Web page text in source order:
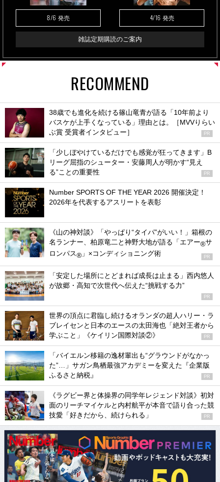
8/6 発売 4/16 発売
雑誌定期購読のご案内
RECOMMEND
38歳でも進化を続ける篠山竜青が語る「10年前より
バスケが上手くなっている」理由とは。［MVVりらい
ぶ賞 受賞者インタビュー］
PR
「少しぼやけているだけでも感覚が狂ってきます」B
リーグ屈指のシューター・安藤周人が明かす“見え
る”ことの重要性
PR
Number SPORTS OF THE YEAR 2026 開催決定！
2026年を代表するアスリートを表彰
《山の神対談》「やっぱり“タイパ”がいい！」箱根の
名ランナー、柏原竜二と神野大地が語る「エアー®サ
ロンパス® 」×コンディショニング術 PR
「安定した場所にとどまれば成長は止まる」西内悠人
が故郷・高知で次世代へ伝えた“挑戦する力”
PR
世界の頂点に君臨し続けるオランダの超人ハリー・ラ
ブレイセンと日本のエースの太田海也「絶対王者から
学ぶこと」《ケイリン国際対談②》
PR
「バイエルン移籍の逸材輩出も“グラウンドがなかっ
た”…」サガン鳥栖最強アカデミーを変えた『企業版
ふるさと納税』
PR
《ラグビー界と体操界の同学年レジェンド対談》初対
面のリーチマイケルと内村航平が本音で語り合った競
技愛「好きだから、続けられる」
PR